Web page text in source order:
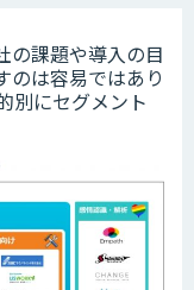
の課題や導入の目
のは容易ではあり
別にセグメント